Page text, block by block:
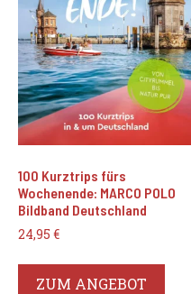
100 Kurztrips fürs
Wochenende: MARCO POLO
Bildband Deutschland
24,95 €
ZUM ANGEBOT